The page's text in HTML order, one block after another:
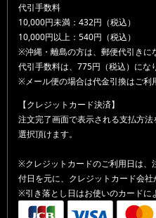
代引手数料
10,000円未満：432円（税込）
10,000円以上：540円（税込）
※沖縄・離島の方は、郵便代引きに
代引手数料は、775円（税込）にな
※メール便の場合は代金引換はご利
【クレジットカード決済】
注文完了画面で表示される支払方
選択頂けます。
※クレジットカードのご利用日は、
付日を元に、クレジットカード会社
※引き落とし日はお使いのカードに